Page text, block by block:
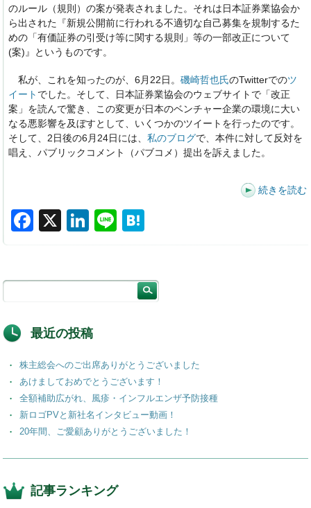
のルール（規則）の案が発表されました。それは日本証券業協会か
ら出された『新規公開前に行われる不適切な自己募集を規制するた
めの「有価証券の引受け等に関する規則」等の一部改正について
(案)』というものです。
私が、これを知ったのが、6月22日。磯崎哲也氏のTwitterでのツ
イート でした。そして、日本証券業協会のウェブサイトで「改正
案」を読んで驚き、この変更が日本のベンチャー企業の環境に大い
なる悪影響を及ぼすとして、いくつかのツイートを行ったのです。
そして、2日後の6月24日には、私のブログで、本件に対して反対を
唱え、パブリックコメント（パブコメ）提出を訴えました。
続きを読む
F
e
o
k
X
Li
e
n
Li
n
最近の投稿
株主総会へのご出席ありがとうございました
あけましておめでとうございます！
全額補助広がれ、風疹・インフルエンザ予防接種
新ロゴPVと新社名インタビュー動画！
20年間、ご愛顧ありがとうございました！
記事ランキング